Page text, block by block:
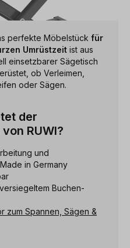
perfekte Möbelstück für
Umrüstzeit ist aus
einsetzbarer Sägetisch
ob Verleimen,
oder Sägen.
der
RUWI?
und
in Germany
Buchen-
zum Spannen, Sägen &